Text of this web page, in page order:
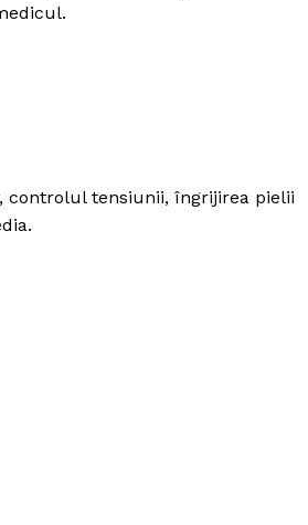
tensiunii, îngrijirea pielii